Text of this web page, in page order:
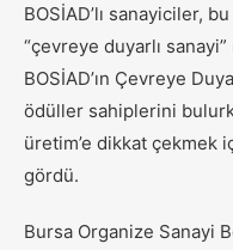
BOSİAD’lı sanayiciler,
“çevreye duyarlı
BOSİAD’ın Çevreye
ödüller sahiplerini
üretim’e dikkat çekmek
gördü.
Bursa Organize Sanayi